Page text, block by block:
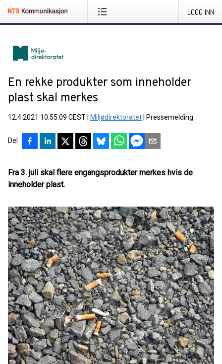
LOGG INN
En rekke produkter som inneholder
plast skal merkes
12.4.2021 10:55:09 CEST Miljødirektoratet Pressemelding
Del
Fra 3. juli skal flere engangsprodukter merkes hvis de
inneholder plast.